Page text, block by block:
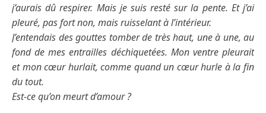
j’aurais dû respirer. Mais je suis resté sur la pente. Et j’ai
pleuré, pas fort non, mais ruisselant à l’intérieur.
J’entendais des gouttes tomber de très haut, une à une, au
fond de mes entrailles déchiquetées. Mon ventre pleurait
et mon cœur hurlait, comme quand un cœur hurle à la fin
du tout.
Est-ce qu’on meurt d’amour ?